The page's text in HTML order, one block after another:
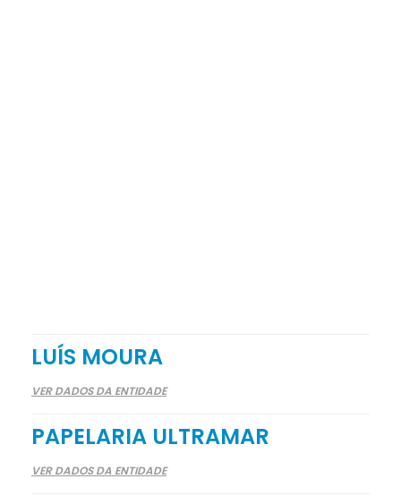
LUÍS MOURA
VER DADOS DA ENTIDADE
PAPELARIA ULTRAMAR
VER DADOS DA ENTIDADE